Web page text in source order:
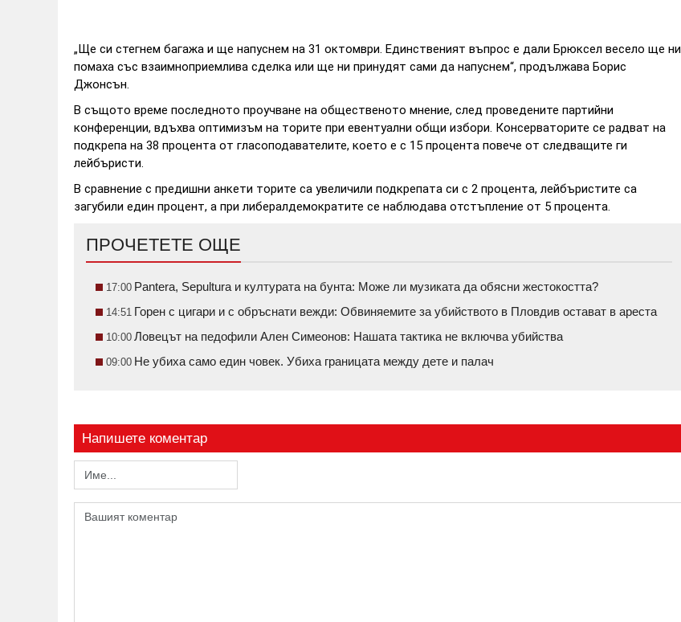
„Ще си стегнем багажа и ще напуснем на 31 октомври. Единственият въпрос е дали Брюксел весело ще ни
помаха със взаимноприемлива сделка или ще ни принудят сами да напуснем“, продължава Борис
Джонсън.
В същото време последното проучване на общественото мнение, след проведените партийни
конференции, вдъхва оптимизъм на торите при евентуални общи избори. Консерваторите се радват на
подкрепа на 38 процента от гласоподавателите, което е с 15 процента повече от следващите ги
лейбъристи.
В сравнение с предишни анкети торите са увеличили подкрепата си с 2 процента, лейбъристите са
загубили един процент, а при либералдемократите се наблюдава отстъпление от 5 процента.
ПРОЧЕТЕТЕ ОЩЕ
17:00 Pantera, Sepultura и културата на бунта: Може ли музиката да обясни жестокостта?
14:51 Горен с цигари и с обръснати вежди: Обвиняемите за убийството в Пловдив остават в ареста
10:00 Ловецът на педофили Ален Симеонов: Нашата тактика не включва убийства
09:00 Не убиха само един човек. Убиха границата между дете и палач
Напишете коментар